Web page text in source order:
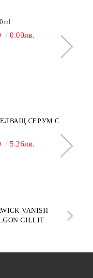
0.00лв.
СЕРУМ С
5.26лв.
VANISH
CILLIT